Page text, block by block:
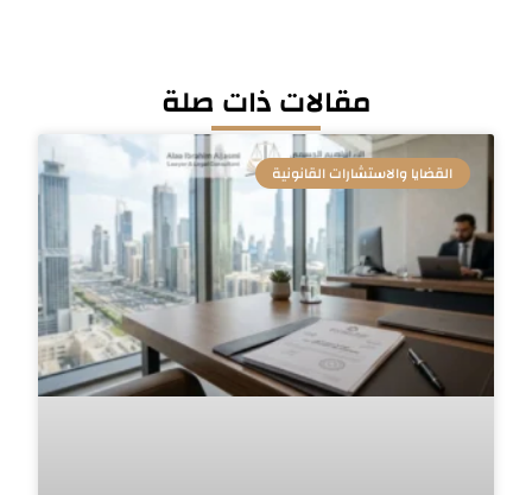
مقالات ذات صلة
القضايا والاستشارات القانونية